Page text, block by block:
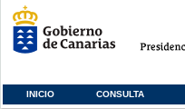
INICIO CONSULTA